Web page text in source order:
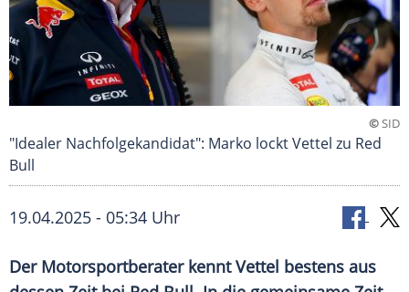
©SID
"Idealer Nachfolgekandidat": Marko lockt Vettel zu Red
Bull
19.04.2025 - 05:34 Uhr
Der Motorsportberater kennt Vettel bestens aus